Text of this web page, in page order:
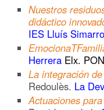
Nuestros
didáctico
IES Lluís Simarro
Herrera Elx.
La integración
Redoulès. La
Actuaciones